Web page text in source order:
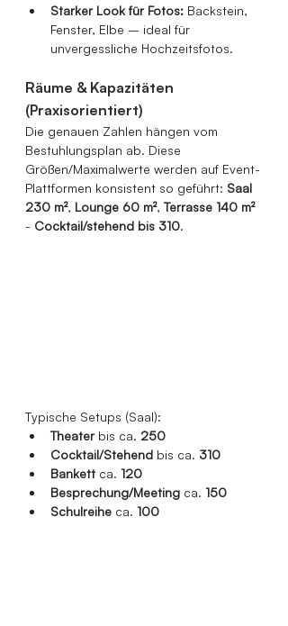
Starker Look für Fotos: Backstein,
Fenster, Elbe – ideal für
unvergessliche Hochzeitsfotos.
Räume & Kapazitäten
(Praxisorientiert)
Die genauen Zahlen hängen vom
Bestuhlungsplan ab. Diese
Größen/Maximalwerte werden auf Event-
Plattformen konsistent so geführt: Saal
230 m², Lounge 60 m², Terrasse 140 m²
- Cocktail/stehend bis 310.
Typische Setups (Saal):
Theater bis ca. 250
Cocktail/Stehend bis ca. 310
Bankett ca. 120
Besprechung/Meeting ca. 150
Schulreihe ca. 100